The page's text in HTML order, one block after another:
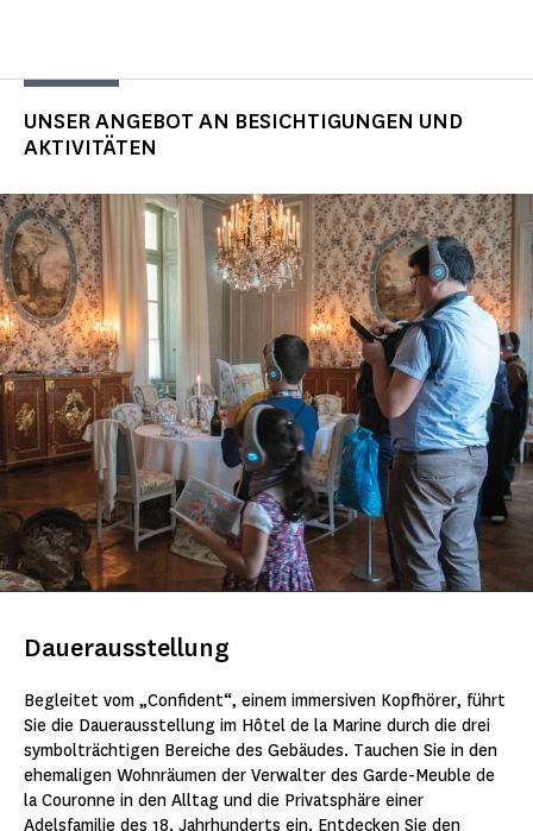
UNSER ANGEBOT AN BESICHTIGUNGEN UND
AKTIVITÄTEN
Dauerausstellung
Begleitet vom „Confident“, einem immersiven Kopfhörer, führt
Sie die Dauerausstellung im Hôtel de la Marine durch die drei
symbolträchtigen Bereiche des Gebäudes. Tauchen Sie in den
ehemaligen Wohnräumen der Verwalter des Garde-Meuble de
la Couronne in den Alltag und die Privatsphäre einer
Adelsfamilie des 18. Jahrhunderts ein. Entdecken Sie den